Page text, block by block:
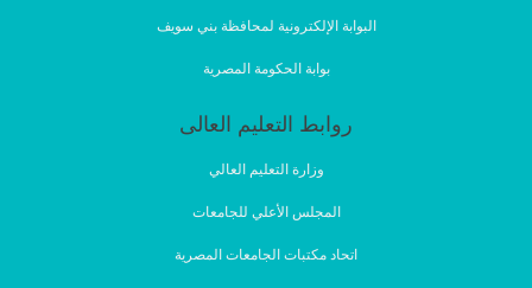
البوابة الإلكترونية لمحافظة بني سويف
بوابة الحكومة المصرية
روابط التعليم العالى
وزارة التعليم العالي
المجلس الأعلي للجامعات
اتحاد مكتبات الجامعات المصرية